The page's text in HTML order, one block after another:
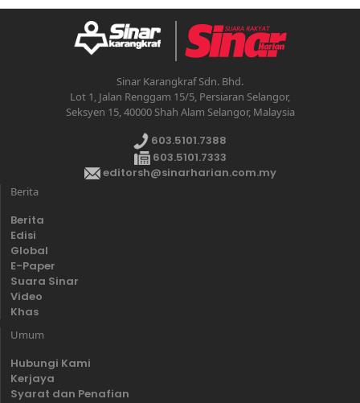
Sinar Karangkraf Sdn. Bhd.
Lot 1, Jalan Renggam 15/5, Persiaran Selangor,
Seksyen 15, 40000 Shah Alam Selangor, Malaysia
603.5101.7388
603.5101.7333
editorsh@sinarharian.com.my
Berita
Berita
Edisi
Global
E-Paper
Suara Sinar
Video
Khas
Umum
Hubungi Kami
Kerjaya
Syarat dan Penafian